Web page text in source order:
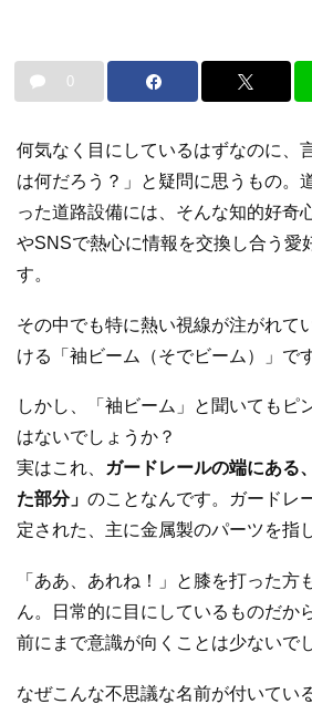
0
何気なく目にしているはずなのに、
は何だろう？」と疑問に思うもの。
った道路設備には、そんな知的好奇
やSNSで熱心に情報を交換し合う愛
す。
その中でも特に熱い視線が注がれて
ける「袖ビーム（そでビーム）」です
しかし、「袖ビーム」と聞いてもピ
はないでしょうか？
実はこれ、
ガードレールの端にある
た部分」 のことなんです。ガードレ
定された、主に金属製のパーツを指
「ああ、あれね！」と膝を打った方
ん。日常的に目にしているものだか
前にまで意識が向くことは少ないで
なぜこんな不思議な名前が付いてい